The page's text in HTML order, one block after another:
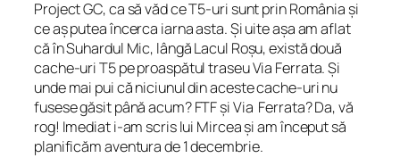
Project GC, ca să văd ce T5-uri sunt prin România și
ce aș putea încerca iarna asta. Și uite așa am aflat
că în Suhardul Mic, lângă Lacul Roșu, există două
cache-uri T5 pe proaspătul traseu Via Ferrata. Și
unde mai pui că niciunul din aceste cache-uri nu
fusese găsit până acum? FTF și Via Ferrata? Da, vă
rog! Imediat i-am scris lui Mircea și am început să
planificăm aventura de 1 decembrie.